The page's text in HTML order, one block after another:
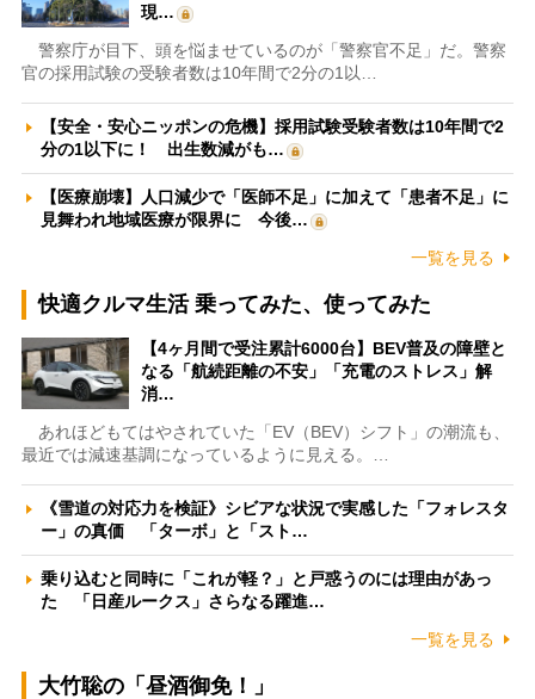
現…
警察庁が目下、頭を悩ませているのが「警察官不足」だ。警察
官の採用試験の受験者数は10年間で2分の1以…
【安全・安心ニッポンの危機】採用試験受験者数は10年間で2
分の1以下に！ 出生数減がも…
【医療崩壊】人口減少で「医師不足」に加えて「患者不足」に
見舞われ地域医療が限界に 今後…
一覧を見る
快適クルマ生活 乗ってみた、使ってみた
【4ヶ月間で受注累計6000台】BEV普及の障壁と
なる「航続距離の不安」「充電のストレス」解
消…
あれほどもてはやされていた「EV（BEV）シフト」の潮流も、
最近では減速基調になっているように見える。…
《雪道の対応力を検証》シビアな状況で実感した「フォレスタ
ー」の真価 「ターボ」と「スト…
乗り込むと同時に「これが軽？」と戸惑うのには理由があっ
た 「日産ルークス」さらなる躍進…
一覧を見る
大竹聡の「昼酒御免！」